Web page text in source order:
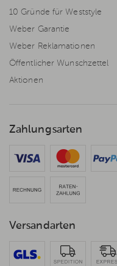
10 Gründe für Weststyle
Weber Garantie
Weber Reklamationen
Öffentlicher Wunschzettel
Aktionen
Zahlungsarten
Versandarten